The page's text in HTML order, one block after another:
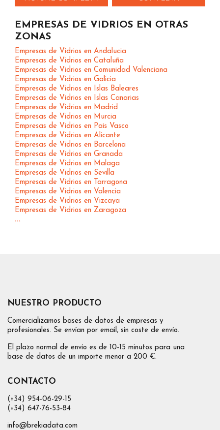
EMPRESAS DE VIDRIOS EN OTRAS
ZONAS
Empresas de Vidrios en Andalucia
Empresas de Vidrios en Cataluña
Empresas de Vidrios en Comunidad Valenciana
Empresas de Vidrios en Galicia
Empresas de Vidrios en Islas Baleares
Empresas de Vidrios en Islas Canarias
Empresas de Vidrios en Madrid
Empresas de Vidrios en Murcia
Empresas de Vidrios en Pais Vasco
Empresas de Vidrios en Alicante
Empresas de Vidrios en Barcelona
Empresas de Vidrios en Granada
Empresas de Vidrios en Malaga
Empresas de Vidrios en Sevilla
Empresas de Vidrios en Tarragona
Empresas de Vidrios en Valencia
Empresas de Vidrios en Vizcaya
Empresas de Vidrios en Zaragoza
...
NUESTRO PRODUCTO
Comercializamos bases de datos de empresas y
profesionales. Se envían por email, sin coste de envío.
El plazo normal de envío es de 10-15 minutos para una
base de datos de un importe menor a 200 €.
CONTACTO
(+34) 954-06-29-15
(+34) 647-76-53-84
info@brekiadata.com